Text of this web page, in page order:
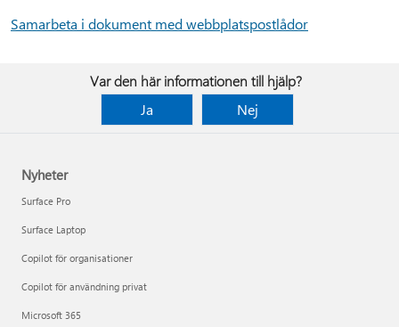
Samarbeta i dokument med webbplatspostlådor
Var den här informationen till hjälp?
Ja
Nej
Nyheter
Surface Pro
Surface Laptop
Copilot för organisationer
Copilot för användning privat
Microsoft 365